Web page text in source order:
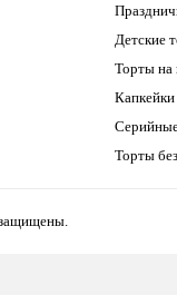
Детские
Торты на
Капкейки
Торты